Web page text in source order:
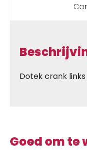
Dotek crank
Goed om te